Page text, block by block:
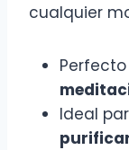
cualquier
Ideal